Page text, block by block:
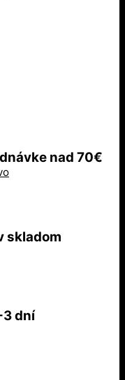
nad 70€
skladom
dní